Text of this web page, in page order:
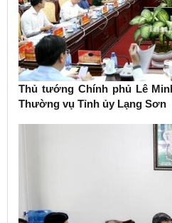
Thủ tướng Chính phủ Lê
Thường vụ Tỉnh ủy Lạng Sơn